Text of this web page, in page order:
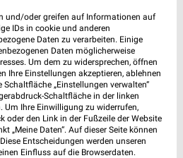
21:00 Uhr | Geöffnet
2 Prospekte
und/oder greifen auf Informationen auf
IDs in cookie und anderen
Daten zu verarbeiten. Einige
Daten möglicherweise
Um dem zu widersprechen, öffnen
Ihre Einstellungen akzeptieren, ablehnen
„Einstellungen verwalten“
Schaltfläche in der linken
Um Ihre Einwilligung zu widerrufen,
oder den Link in der Fußzeile der Website
„Meine Daten“. Auf dieser Seite können
Entscheidungen werden unseren
Einfluss auf die Browserdaten.